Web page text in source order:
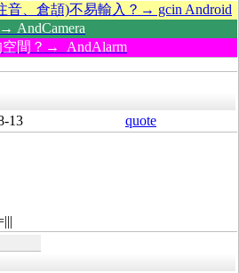
音、倉頡)不易輸入？→ gcin Android
AndCamera
空間？→ AndAlarm
13 quote